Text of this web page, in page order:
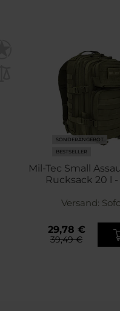
SONDERANGEBOT
BESTSELLER
Mil-Tec Small
Rucksack 20 l
Versand:
29,78 €
39,49 €